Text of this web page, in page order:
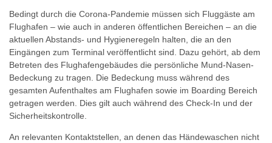
Bedingt durch die Corona-Pandemie müssen sich Fluggäste am
Flughafen – wie auch in anderen öffentlichen Bereichen – an die
aktuellen Abstands- und Hygieneregeln halten, die an den
Eingängen zum Terminal veröffentlicht sind. Dazu gehört, ab dem
Betreten des Flughafengebäudes die persönliche Mund-Nasen-
Bedeckung zu tragen. Die Bedeckung muss während des
gesamten Aufenthaltes am Flughafen sowie im Boarding Bereich
getragen werden. Dies gilt auch während des Check-In und der
Sicherheitskontrolle.
An relevanten Kontaktstellen, an denen das Händewaschen nicht